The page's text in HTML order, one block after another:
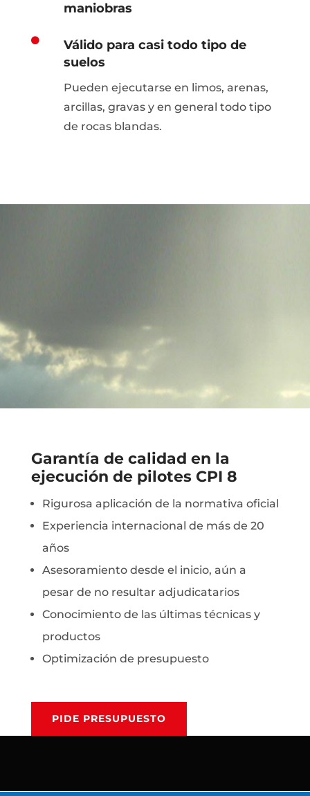
maniobras

Válido para casi todo tipo de
suelos
Pueden ejecutarse en limos, arenas,
arcillas, gravas y en general todo tipo
de rocas blandas.
Garantía de calidad en la
ejecución de pilotes CPI 8
Rigurosa aplicación de la normativa oficial
Experiencia internacional de más de 20
años
Asesoramiento desde el inicio, aún a
pesar de no resultar adjudicatarios
Conocimiento de las últimas técnicas y
productos
Optimización de presupuesto
PIDE PRESUPUESTO